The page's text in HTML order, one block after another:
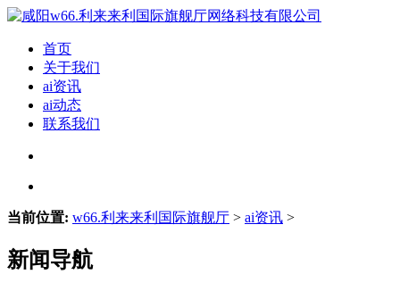
首页
关于我们
ai资讯
ai动态
联系我们
当前位置: w66.利来来利国际旗舰厅 > ai资讯 >
新闻导航